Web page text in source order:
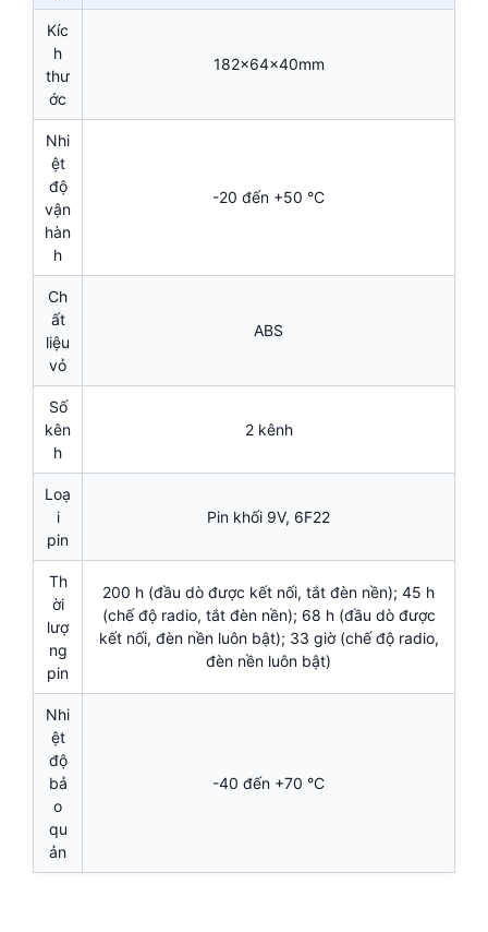
Kíc
h
thư
ớc
182x64x40mm
Nhi
ệt
độ
vận
hàn
h
-20 đến +50 °C
Ch
ất
liệu
vỏ
ABS
Số
kên
h
2 kênh
Loạ
i
pin
Pin khối 9V, 6F22
Th
ời
lượ
ng
pin
200 h (đầu dò được kết nối, tắt đèn nền); 45 h
(chế độ radio, tắt đèn nền); 68 h (đầu dò được
kết nối, đèn nền luôn bật); 33 giờ (chế độ radio,
đèn nền luôn bật)
Nhi
ệt
độ
bả
o
qu
ản
-40 đến +70 °C